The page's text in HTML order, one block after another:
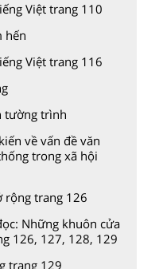
Việt trang 110
hến
Việt trang 116
tường trình
về vấn đề văn
trong xã hội
rộng trang 126
Những khuôn cửa
126, 127, 128, 129
trang 129